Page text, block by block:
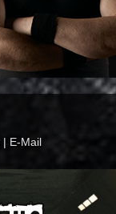
| E-Mail